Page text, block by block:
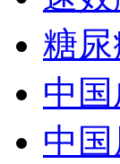
糖
中
中